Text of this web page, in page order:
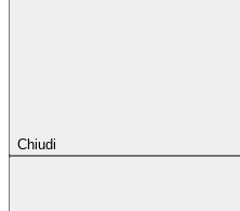
Chiudi